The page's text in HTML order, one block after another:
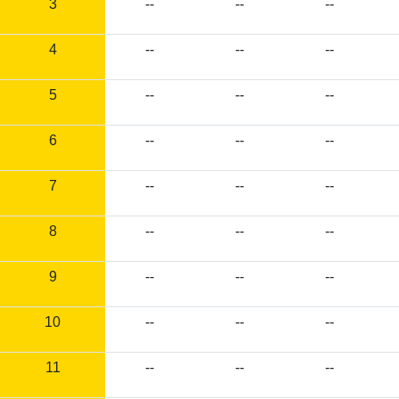
3 -- -- --
4 -- -- --
5 -- -- --
6 -- -- --
7 -- -- --
8 -- -- --
9 -- -- --
10 -- -- --
11 -- -- --